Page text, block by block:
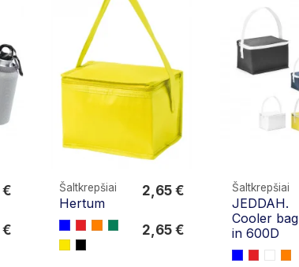
€
€
Šaltkrepšiai
Hertum
2,65 €
2,65 €
Šaltkrepšiai
JEDDAH.
Cooler bag
in 600D